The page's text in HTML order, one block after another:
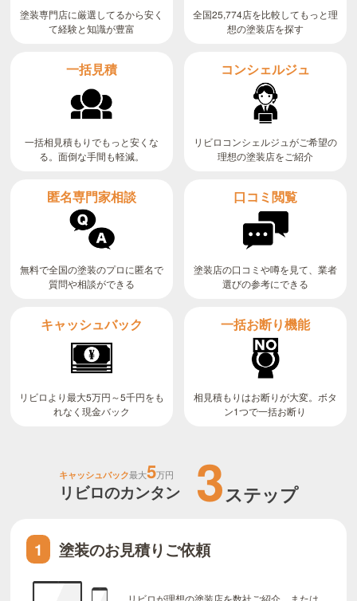
塗装専門店に厳選してるから安く
て経験と知識が豊富
全国25,774店を比較してもっと理
想の塗装店を探す
一括見積
一括相見積もりでもっと安くな
る。面倒な手間も軽減。
コンシェルジュ
リビロコンシェルジュがご希望の
理想の塗装店をご紹介
匿名専門家相談
無料で全国の塗装のプロに匿名で
質問や相談ができる
口コミ閲覧
塗装店の口コミや噂を見て、業者
選びの参考にできる
キャッシュバック
リビロより最大5万円～5千円をも
れなく現金バック
一括お断り機能
相見積もりはお断りが大変。ボタ
ン1つで一括お断り
キャッシュバック最大5万円
リビロのカンタン 3ステップ
1 塗装のお見積りご依頼